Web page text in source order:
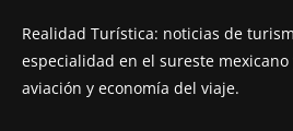
Realidad Turística: noticias de
especialidad en el sureste mexicano
aviación y economía del viaje.